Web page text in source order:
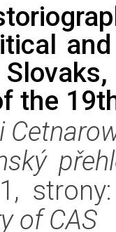
the
of CAS